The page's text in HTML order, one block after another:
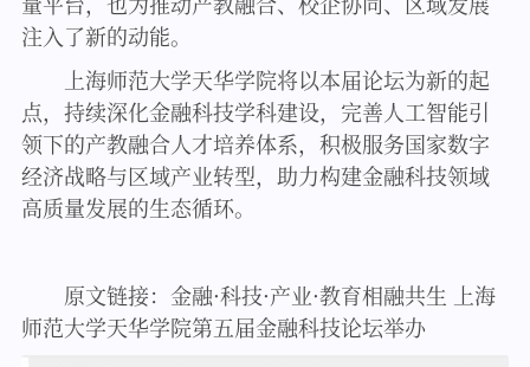
注入了新的动能。
上海师范大学天华学院将以本届论坛为新的起
点，持续深化金融科技学科建设，完善人工智能引
领下的产教融合人才培养体系，积极服务国家数字
经济战略与区域产业转型，助力构建金融科技领域
高质量发展的生态循环。
原文链接： 金融·科技·产业·教育相融共生 上海
师范大学天华学院第五届金融科技论坛举办